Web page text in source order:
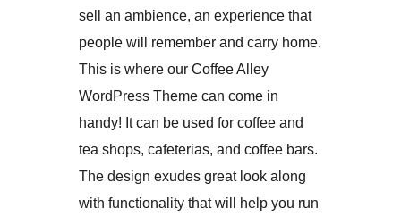
sell an ambience, an experience that
people will remember and carry home.
This is where our Coffee Alley
WordPress Theme can come in
handy! It can be used for coffee and
tea shops, cafeterias, and coffee bars.
The design exudes great look along
with functionality that will help you run